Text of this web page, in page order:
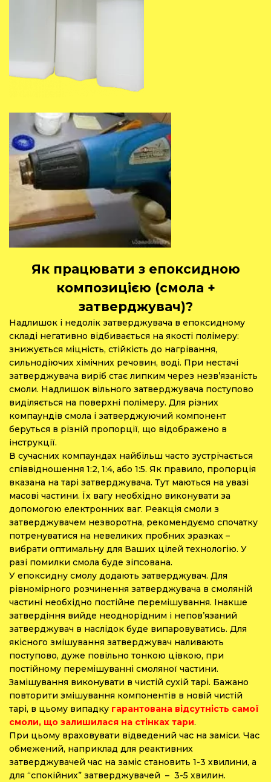
Як працювати з епоксидною
композицією (смола +
затверджувач)?
Надлишок і недолік затверджувача в епоксидному
складі негативно відбивається на якості полімеру:
знижується міцність, стійкість до нагрівання,
сильнодіючих хімічних речовин, воді. При нестачі
затверджувача виріб стає липким через незв’язаність
смоли. Надлишок вільного затверджувача поступово
виділяється на поверхні полімеру. Для різних
компаундів смола і затверджуючий компонент
беруться в різній пропорції, що відображено в
інструкції.
В сучасних компаундах найбільш часто зустрічається
співвідношення 1:2, 1:4, або 1:5. Як правило, пропорція
вказана на тарі затверджувача. Тут маються на увазі
масові частини. Їх вагу необхідно виконувати за
допомогою електронних ваг. Реакція смоли з
затверджувачем незворотна, рекомендуємо спочатку
потренуватися на невеликих пробних зразках –
вибрати оптимальну для Ваших цілей технологію. У
разі помилки смола буде зіпсована.
У епоксидну смолу додають затверджувач. Для
рівномірного розчинення затверджувача в смоляній
частині необхідно постійне перемішування. Інакше
затвердіння вийде неоднорідним і непов’язаний
затверджувач в наслідок буде випаровуватись. Для
якісного змішування затверджувач наливають
поступово, дуже повільно тонкою цівкою, при
постійному перемішуванні смоляної частини.
Замішування виконувати в чистій сухій тарі. Бажано
повторити змішування компонентів в новій чистій
тарі, в цьому випадку гарантована відсутність самої
смоли, що залишилася на стінках тари.
При цьому враховувати відведений час на заміси. Час
обмежений, наприклад для реактивних
затверджувачей час на заміс становить 1-3 хвилини, а
для “спокійних” затверджувачей – 3-5 хвилин.